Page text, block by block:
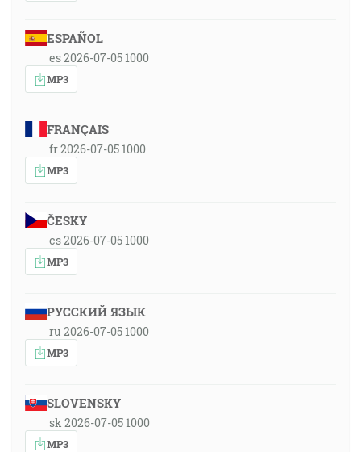
ESPAÑOL
es 2026-07-05 1000
MP3
FRANÇAIS
fr 2026-07-05 1000
MP3
ČESKY
cs 2026-07-05 1000
MP3
РУССКИЙ ЯЗЫК
ru 2026-07-05 1000
MP3
SLOVENSKY
sk 2026-07-05 1000
MP3